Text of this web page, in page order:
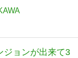
ジョンが出来て3